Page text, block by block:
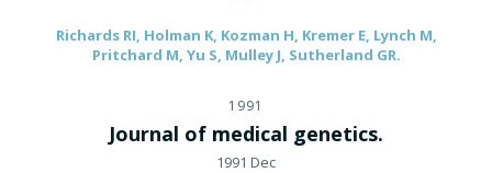
Richards RI, Holman K, Kozman H, Kremer E, Lynch M,
Pritchard M, Yu S, Mulley J, Sutherland GR.
1991
Journal of medical genetics.
1991 Dec